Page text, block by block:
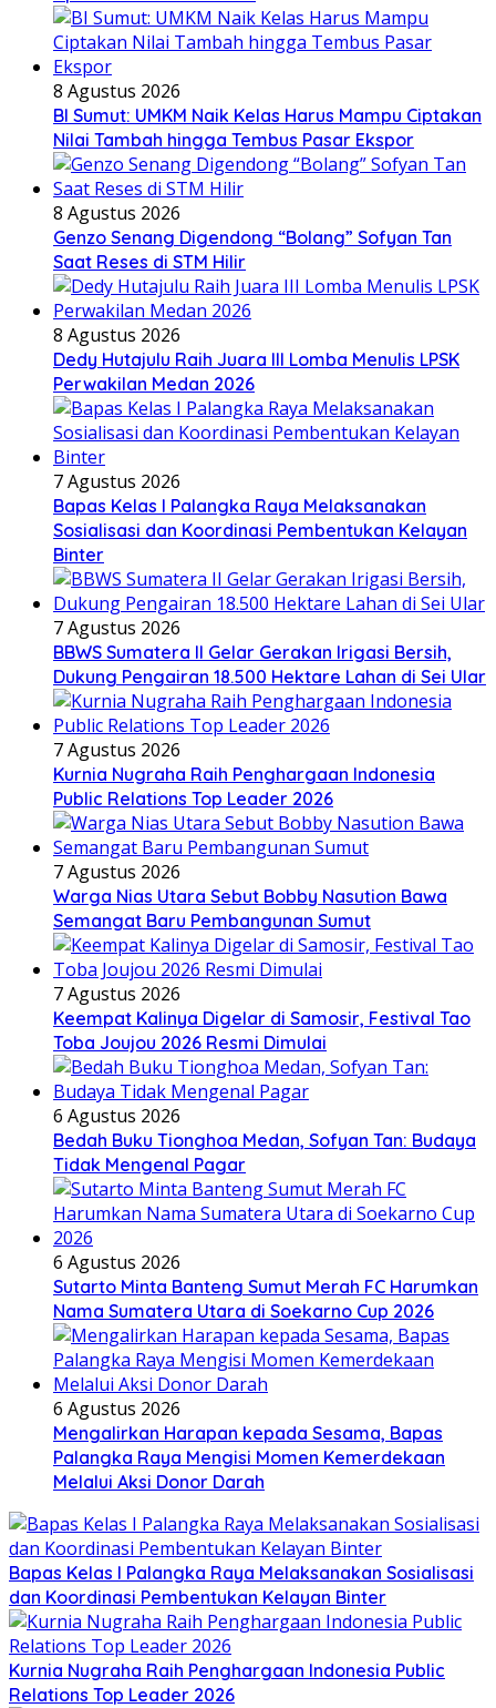
8 Agustus 2026
BI Sumut: UMKM Naik Kelas Harus Mampu Ciptakan
Nilai Tambah hingga Tembus Pasar Ekspor
8 Agustus 2026
Genzo Senang Digendong “Bolang” Sofyan Tan
Saat Reses di STM Hilir
8 Agustus 2026
Dedy Hutajulu Raih Juara III Lomba Menulis LPSK
Perwakilan Medan 2026
7 Agustus 2026
Bapas Kelas I Palangka Raya Melaksanakan
Sosialisasi dan Koordinasi Pembentukan Kelayan
Binter
7 Agustus 2026
BBWS Sumatera II Gelar Gerakan Irigasi Bersih,
Dukung Pengairan 18.500 Hektare Lahan di Sei Ular
7 Agustus 2026
Kurnia Nugraha Raih Penghargaan Indonesia
Public Relations Top Leader 2026
7 Agustus 2026
Warga Nias Utara Sebut Bobby Nasution Bawa
Semangat Baru Pembangunan Sumut
7 Agustus 2026
Keempat Kalinya Digelar di Samosir, Festival Tao
Toba Joujou 2026 Resmi Dimulai
6 Agustus 2026
Bedah Buku Tionghoa Medan, Sofyan Tan: Budaya
Tidak Mengenal Pagar
6 Agustus 2026
Sutarto Minta Banteng Sumut Merah FC Harumkan
Nama Sumatera Utara di Soekarno Cup 2026
6 Agustus 2026
Mengalirkan Harapan kepada Sesama, Bapas
Palangka Raya Mengisi Momen Kemerdekaan
Melalui Aksi Donor Darah
Bapas Kelas I Palangka Raya Melaksanakan Sosialisasi
dan Koordinasi Pembentukan Kelayan Binter
Kurnia Nugraha Raih Penghargaan Indonesia Public
Relations Top Leader 2026